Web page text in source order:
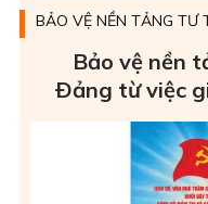
BẢO VỆ NỀN TẢNG TƯ
Bảo vệ nền
Ðảng từ việc